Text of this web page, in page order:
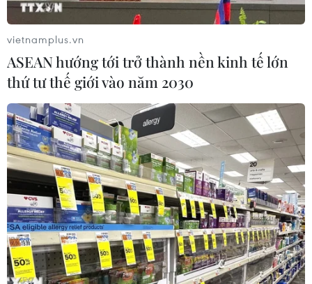
#Sóc Trăng
#cai nghiện #trốn trại
TP. Cần Thơ
Sóc Trăng
Tổng Bí thư, Chủ tịch nước
Tô Lâm đến thủ đô
FAHASA 50 năm: Hành
trình văn hóa đọc Việt Nam
vietnamplus.vn
ASEAN hướng tới trở thành nền kinh tế lớn
thứ tư thế giới vào năm 2030